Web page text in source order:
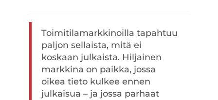
Toimitilamarkkinoilla tapahtuu
paljon sellaista, mitä ei
koskaan julkaista. Hiljainen
markkina on paikka, jossa
oikea tieto kulkee ennen
julkaisua – ja jossa parhaat